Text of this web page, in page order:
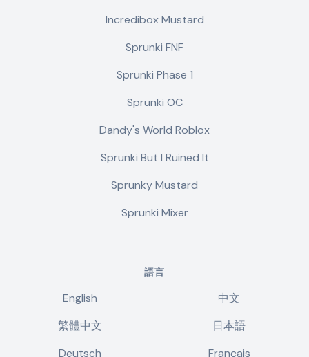
Incredibox Mustard
Sprunki FNF
Sprunki Phase 1
Sprunki OC
Dandy's World Roblox
Sprunki But I Ruined It
Sprunky Mustard
Sprunki Mixer
語言
English
中文
繁體中文
日本語
Deutsch
Français